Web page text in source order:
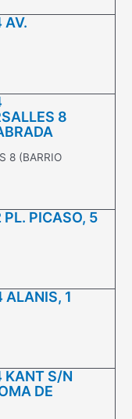
8
8 (BARRIO
PICASO, 5
1
S/N
DE